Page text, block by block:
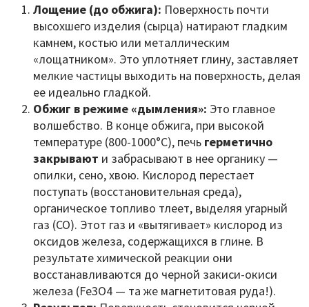
Лощение (до обжига): Поверхность почти
высохшего изделия (сырца) натирают гладким
камнем, костью или металлическим
«лощатником». Это уплотняет глину, заставляет
мелкие частицы выходить на поверхность, делая
ее идеально гладкой.
Обжиг в режиме «дымления»: Это главное
волшебство. В конце обжига, при высокой
температуре (800-1000°C), печь герметично
закрывают и забрасывают в нее органику —
опилки, сено, хвою. Кислород перестает
поступать (восстановительная среда),
органическое топливо тлеет, выделяя угарный
газ (CO). Этот газ и «вытягивает» кислород из
оксидов железа, содержащихся в глине. В
результате химической реакции они
восстанавливаются до черной закиси-окиси
железа (Fe3O4 — та же магнетитовая руда!).